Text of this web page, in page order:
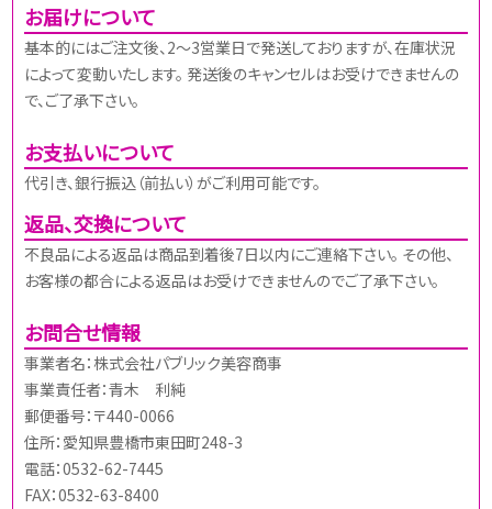
お届けについて
基本的にはご注文後、2～3営業日で発送しておりますが、在庫状況
によって変動いたします。 発送後のキャンセルはお受けできませんの
で、ご了承下さい。
お支払いについて
代引き、銀行振込（前払い）がご利用可能です。
返品、交換について
不良品による返品は商品到着後7日以内にご連絡下さい。 その他、
お客様の都合による返品はお受けできませんのでご了承下さい。
お問合せ情報
事業者名：株式会社パブリック美容商事
事業責任者：青木 利純
郵便番号：〒440-0066
住所：愛知県豊橋市東田町248-3
電話：0532-62-7445
FAX：0532-63-8400